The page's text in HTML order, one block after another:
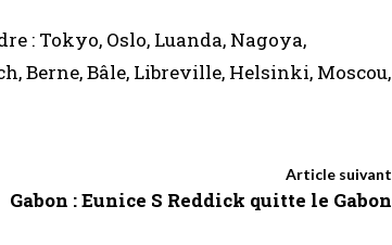
: Tokyo, Oslo, Luanda, Nagoya,
Berne, Bâle, Libreville, Helsinki, Moscou,
Article suivant
Gabon : Eunice S Reddick quitte le Gabon